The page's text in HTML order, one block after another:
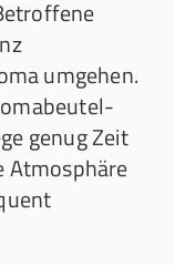
umgehen.
genug Zeit
Atmosphäre